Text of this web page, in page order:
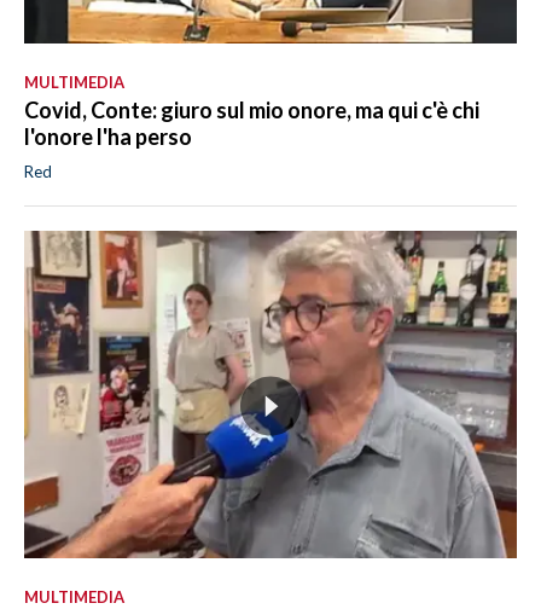
MULTIMEDIA
Covid, Conte: giuro sul mio onore, ma qui c'è chi
l'onore l'ha perso
Red
MULTIMEDIA